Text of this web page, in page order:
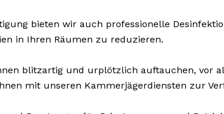
bieten wir auch professionelle
in Ihren Räumen zu reduzieren.
blitzartig und urplötzlich auftauchen, vor
mit unseren Kammerjägerdiensten zur